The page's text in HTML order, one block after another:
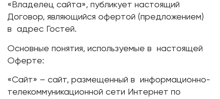
«Владелец сайта», публикует настоящий
Договор, являющийся офертой (предложением)
в адрес Гостей.
Основные понятия, используемые в настоящей
Оферте:
«Сайт» – сайт, размещенный в информационно-
телекоммуникационной сети Интернет по